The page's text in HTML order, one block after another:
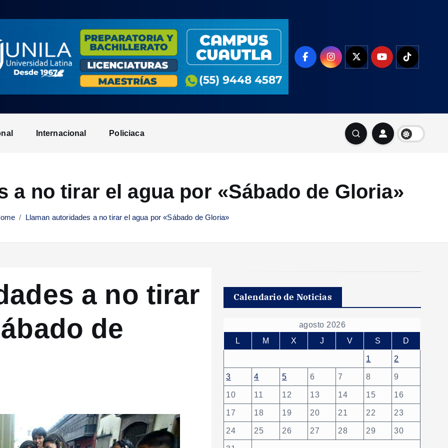
Internacional Policiaca
a no tirar el agua por «Sábado de Gloria»
Llaman autoridades a no tirar el agua por «Sábado de Gloria»
a no tirar
de
Calendario de Noticias
agosto 2026
L
M X J V S D
1 2
3 4 5 6 7 8 9
10 11 12 13 14 15 16
17 18 19 20 21 22 23
24 25 26 27 28 29 30